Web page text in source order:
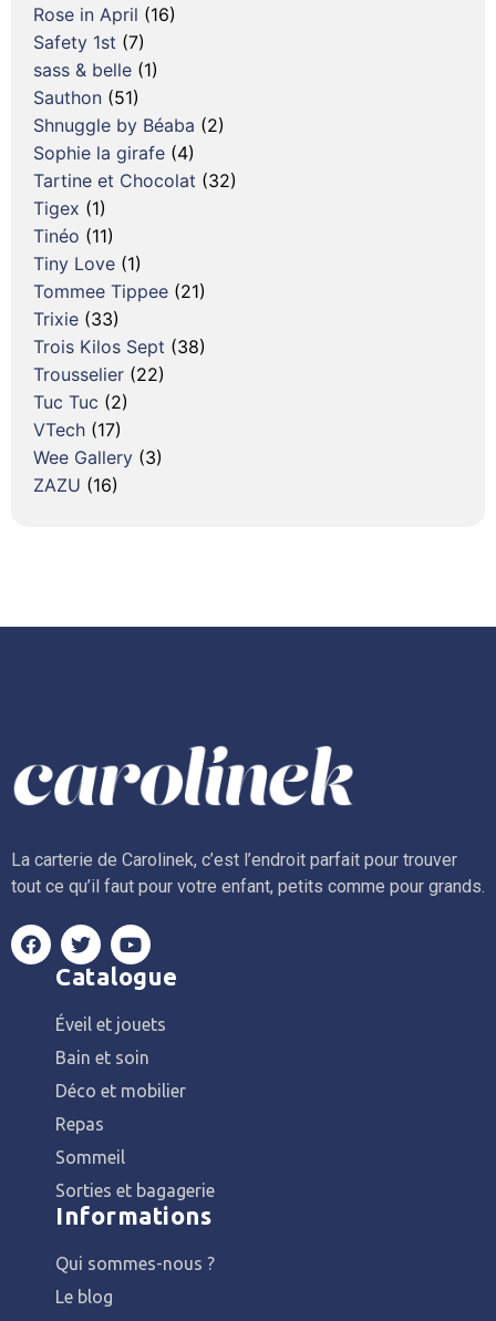
Rose in April (16)
Safety 1st (7)
sass & belle (1)
Sauthon (51)
Shnuggle by Béaba (2)
Sophie la girafe (4)
Tartine et Chocolat (32)
Tigex (1)
Tinéo (11)
Tiny Love (1)
Tommee Tippee (21)
Trixie (33)
Trois Kilos Sept (38)
Trousselier (22)
Tuc Tuc (2)
VTech (17)
Wee Gallery (3)
ZAZU (16)
La carterie de Carolinek, c’est l’endroit parfait pour trouver
tout ce qu’il faut pour votre enfant, petits comme pour grands.
Catalogue
Éveil et jouets
Bain et soin
Déco et mobilier
Repas
Sommeil
Sorties et bagagerie
Informations
Qui sommes-nous ?
Le blog